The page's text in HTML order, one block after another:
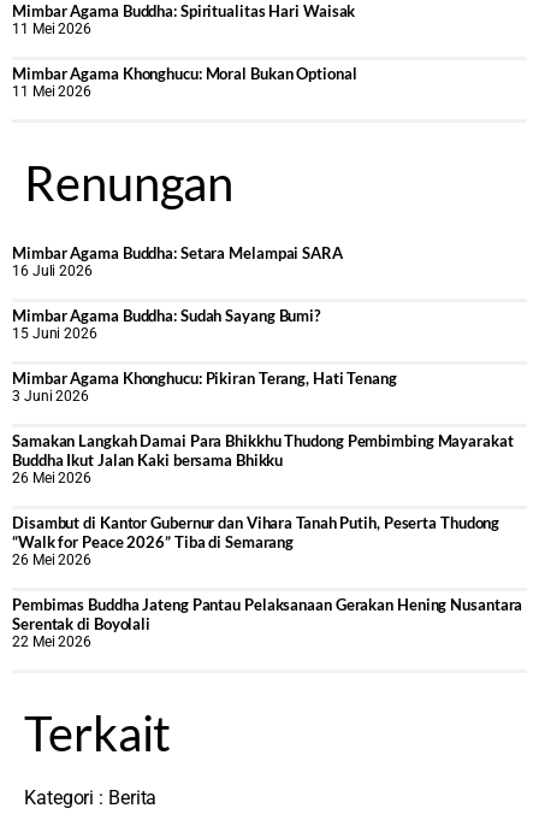
Mimbar Agama Buddha: Spiritualitas Hari Waisak
11 Mei 2026
Mimbar Agama Khonghucu: Moral Bukan Optional
11 Mei 2026
Renungan
Mimbar Agama Buddha: Setara Melampai SARA
16 Juli 2026
Mimbar Agama Buddha: Sudah Sayang Bumi?
15 Juni 2026
Mimbar Agama Khonghucu: Pikiran Terang, Hati Tenang
3 Juni 2026
Samakan Langkah Damai Para Bhikkhu Thudong Pembimbing Mayarakat
Buddha Ikut Jalan Kaki bersama Bhikku
26 Mei 2026
Disambut di Kantor Gubernur dan Vihara Tanah Putih, Peserta Thudong
“Walk for Peace 2026” Tiba di Semarang
26 Mei 2026
‎Pembimas Buddha Jateng Pantau Pelaksanaan Gerakan Hening Nusantara
Serentak di Boyolali
22 Mei 2026
Terkait
Kategori : Berita